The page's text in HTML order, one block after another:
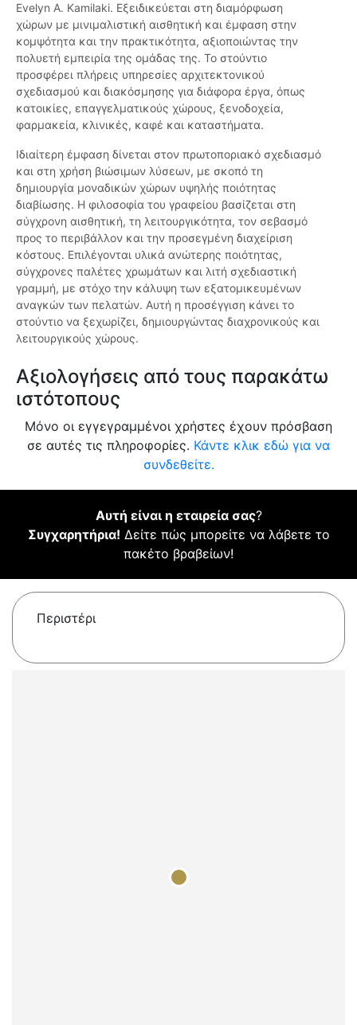
Evelyn A. Kamilaki. Εξειδικεύεται στη διαμόρφωση
χώρων με μινιμαλιστική αισθητική και έμφαση στην
κομψότητα και την πρακτικότητα, αξιοποιώντας την
πολυετή εμπειρία της ομάδας της. Το στούντιο
προσφέρει πλήρεις υπηρεσίες αρχιτεκτονικού
σχεδιασμού και διακόσμησης για διάφορα έργα, όπως
κατοικίες, επαγγελματικούς χώρους, ξενοδοχεία,
φαρμακεία, κλινικές, καφέ και καταστήματα.
Ιδιαίτερη έμφαση δίνεται στον πρωτοποριακό σχεδιασμό
και στη χρήση βιώσιμων λύσεων, με σκοπό τη
δημιουργία μοναδικών χώρων υψηλής ποιότητας
διαβίωσης. Η φιλοσοφία του γραφείου βασίζεται στη
σύγχρονη αισθητική, τη λειτουργικότητα, τον σεβασμό
προς το περιβάλλον και την προσεγμένη διαχείριση
κόστους. Επιλέγονται υλικά ανώτερης ποιότητας,
σύγχρονες παλέτες χρωμάτων και λιτή σχεδιαστική
γραμμή, με στόχο την κάλυψη των εξατομικευμένων
αναγκών των πελατών. Αυτή η προσέγγιση κάνει το
στούντιο να ξεχωρίζει, δημιουργώντας διαχρονικούς και
λειτουργικούς χώρους.
Αξιολογήσεις από τους παρακάτω
ιστότοπους
Μόνο οι εγγεγραμμένοι χρήστες έχουν πρόσβαση
σε αυτές τις πληροφορίες. Κάντε κλικ εδώ για να
συνδεθείτε.
Αυτή είναι η εταιρεία σας?
Συγχαρητήρια! Δείτε πώς μπορείτε να λάβετε το
πακέτο βραβείων!
Περιστέρι